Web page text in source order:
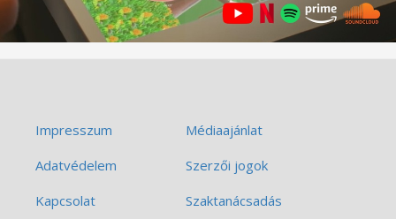
Impresszum
Médiaajánlat
Adatvédelem
Szerzői jogok
Kapcsolat
Szaktanácsadás